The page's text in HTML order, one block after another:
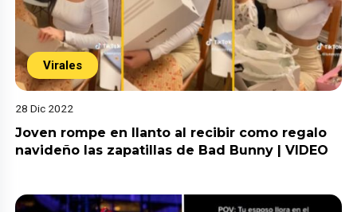
Virales
28 Dic 2022
Joven rompe en llanto al recibir como regalo
navideño las zapatillas de Bad Bunny | VIDEO